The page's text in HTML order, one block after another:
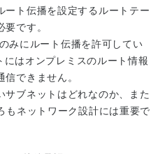
ート伝播を設定するルートテー
です。
みにルート伝播を許可してい
はオンプレミスのルート情報
できません。
サブネットはどれなのか、また
もネットワーク設計には重要で